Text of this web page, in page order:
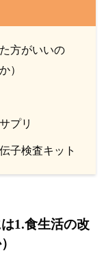
方がいいの
）
プリ
子検査キット
1.食生活の改